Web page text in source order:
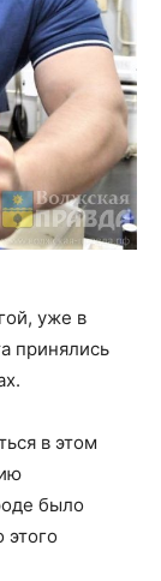
уже в
принялись
в этом
было
этого